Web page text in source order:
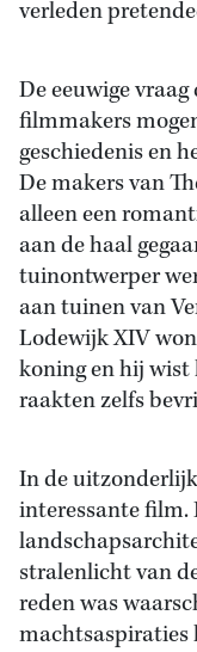
verleden
De eeuwige
filmmakers
geschiedenis en
De makers van
alleen een
aan de haal
tuinontwerper
aan tuinen van
Lodewijk XIV
koning en hij wist
raakten zelfs
In de
interessante film.
stralenlicht van
reden was
machtsaspiraties